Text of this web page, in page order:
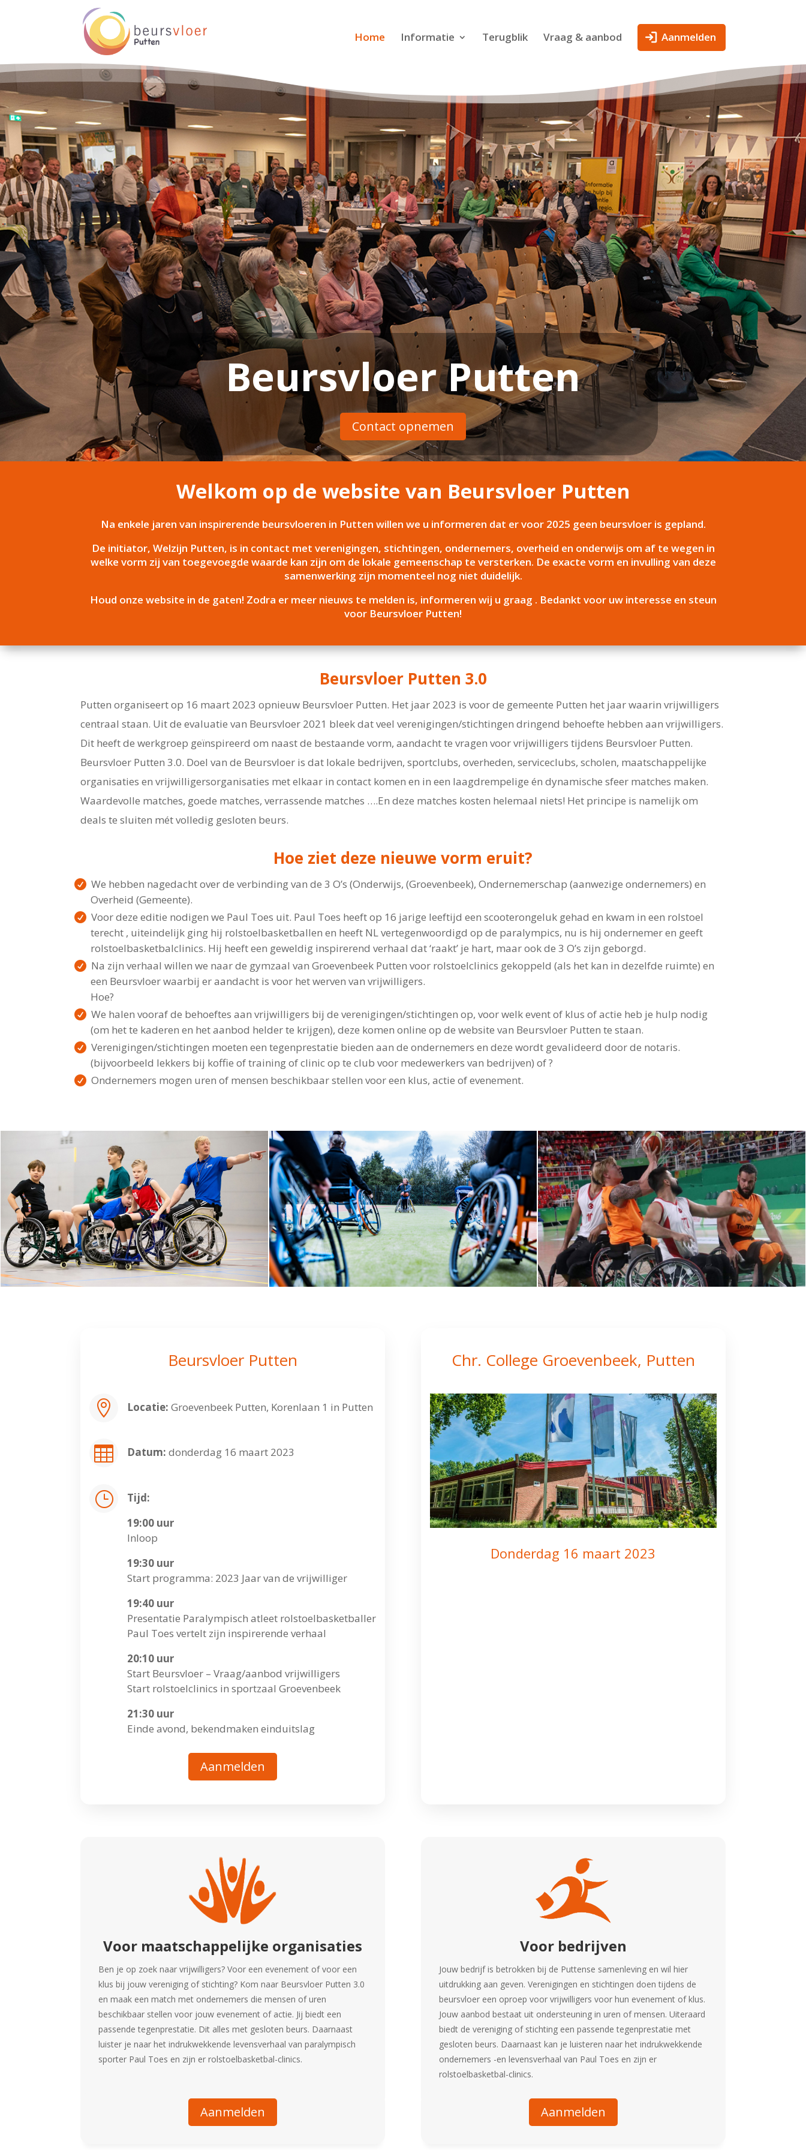
Home Informatie Terugblik Vraag & aanbod Aanmelden
Beursvloer Putten
Contact opnemen
Welkom op de website van Beursvloer Putten
Na enkele jaren van inspirerende beursvloeren in Putten willen we u informeren dat er voor 2025 geen beursvloer is gepland.
De initiator, Welzijn Putten, is in contact met verenigingen, stichtingen, ondernemers, overheid en onderwijs om af te wegen in
welke vorm zij van toegevoegde waarde kan zijn om de lokale gemeenschap te versterken. De exacte vorm en invulling van deze
samenwerking zijn momenteel nog niet duidelijk.
Houd onze website in de gaten! Zodra er meer nieuws te melden is, informeren wij u graag . Bedankt voor uw interesse en steun
voor Beursvloer Putten!
Beursvloer Putten 3.0
Putten organiseert op 16 maart 2023 opnieuw Beursvloer Putten. Het jaar 2023 is voor de gemeente Putten het jaar waarin vrijwilligers
centraal staan. Uit de evaluatie van Beursvloer 2021 bleek dat veel verenigingen/stichtingen dringend behoefte hebben aan vrijwilligers.
Dit heeft de werkgroep geïnspireerd om naast de bestaande vorm, aandacht te vragen voor vrijwilligers tijdens Beursvloer Putten.
Beursvloer Putten 3.0. Doel van de Beursvloer is dat lokale bedrijven, sportclubs, overheden, serviceclubs, scholen, maatschappelijke
organisaties en vrijwilligersorganisaties met elkaar in contact komen en in een laagdrempelige én dynamische sfeer matches maken.
Waardevolle matches, goede matches, verrassende matches ….En deze matches kosten helemaal niets! Het principe is namelijk om
deals te sluiten mét volledig gesloten beurs.
Hoe ziet deze nieuwe vorm eruit?
We hebben nagedacht over de verbinding van de 3 O’s (Onderwijs, (Groevenbeek), Ondernemerschap (aanwezige ondernemers) en
Overheid (Gemeente).
Voor deze editie nodigen we Paul Toes uit. Paul Toes heeft op 16 jarige leeftijd een scooterongeluk gehad en kwam in een rolstoel
terecht , uiteindelijk ging hij rolstoelbasketballen en heeft NL vertegenwoordigd op de paralympics, nu is hij ondernemer en geeft
rolstoelbasketbalclinics. Hij heeft een geweldig inspirerend verhaal dat ‘raakt’ je hart, maar ook de 3 O’s zijn geborgd.
Na zijn verhaal willen we naar de gymzaal van Groevenbeek Putten voor rolstoelclinics gekoppeld (als het kan in dezelfde ruimte) en
een Beursvloer waarbij er aandacht is voor het werven van vrijwilligers.
Hoe?
We halen vooraf de behoeftes aan vrijwilligers bij de verenigingen/stichtingen op, voor welk event of klus of actie heb je hulp nodig
(om het te kaderen en het aanbod helder te krijgen), deze komen online op de website van Beursvloer Putten te staan.
Verenigingen/stichtingen moeten een tegenprestatie bieden aan de ondernemers en deze wordt gevalideerd door de notaris.
(bijvoorbeeld lekkers bij koffie of training of clinic op te club voor medewerkers van bedrijven) of ?
Ondernemers mogen uren of mensen beschikbaar stellen voor een klus, actie of evenement.
Beursvloer Putten
 Locatie: Groevenbeek Putten, Korenlaan 1 in Putten
 Datum: donderdag 16 maart 2023
}
Tijd:
19:00 uur
Inloop
19:30 uur
Start programma: 2023 Jaar van de vrijwilliger
19:40 uur
Presentatie Paralympisch atleet rolstoelbasketballer
Paul Toes vertelt zijn inspirerende verhaal
20:10 uur
Start Beursvloer – Vraag/aanbod vrijwilligers
Start rolstoelclinics in sportzaal Groevenbeek
21:30 uur
Einde avond, bekendmaken einduitslag
Aanmelden
Chr. College Groevenbeek, Putten
Donderdag 16 maart 2023
Voor maatschappelijke organisaties
Ben je op zoek naar vrijwilligers? Voor een evenement of voor een
klus bij jouw vereniging of stichting? Kom naar Beursvloer Putten 3.0
en maak een match met ondernemers die mensen of uren
beschikbaar stellen voor jouw evenement of actie. Jij biedt een
passende tegenprestatie. Dit alles met gesloten beurs. Daarnaast
luister je naar het indrukwekkende levensverhaal van paralympisch
sporter Paul Toes en zijn er rolstoelbasketbal-clinics.
Voor bedrijven
Jouw bedrijf is betrokken bij de Puttense samenleving en wil hier
uitdrukking aan geven. Verenigingen en stichtingen doen tijdens de
beursvloer een oproep voor vrijwilligers voor hun evenement of klus.
Jouw aanbod bestaat uit ondersteuning in uren of mensen. Uiteraard
biedt de vereniging of stichting een passende tegenprestatie met
gesloten beurs. Daarnaast kan je luisteren naar het indrukwekkende
ondernemers -en levensverhaal van Paul Toes en zijn er
rolstoelbasketbal-clinics.
Aanmelden Aanmelden